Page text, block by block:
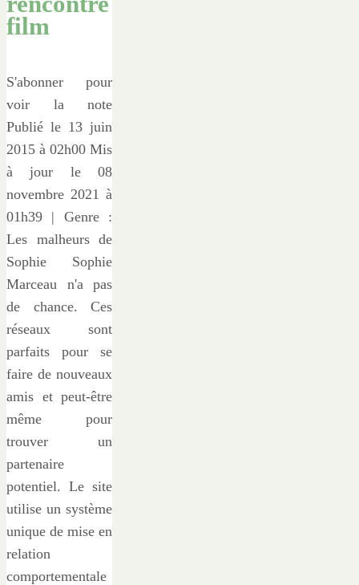
film
S'abonner pour
voir la note
Publié le 13 juin
2015 à 02h00 Mis
à jour le 08
novembre 2021 à
01h39 | Genre :
Les malheurs de
Sophie Sophie
Marceau n'a pas
de chance. Ces
réseaux sont
parfaits pour se
faire de nouveaux
amis et peut-être
même pour
trouver un
partenaire
potentiel. Le site
utilise un système
unique de mise en
relation
comportementale